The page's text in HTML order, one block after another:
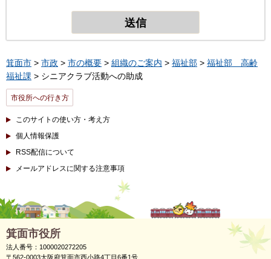
箕面市 > 市政 > 市の概要 > 組織のご案内 > 福祉部 > 福祉部 高齢
福祉課 > シニアクラブ活動への助成
市役所への行き方
このサイトの使い方・考え方
個人情報保護
RSS配信について
メールアドレスに関する注意事項
箕面市役所
法人番号：1000020272205
〒562-0003大阪府箕面市西小路4丁目6番1号